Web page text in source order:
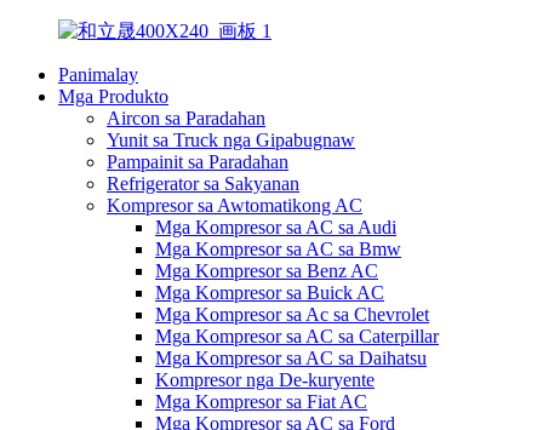
Panimalay
Mga Produkto
Aircon sa Paradahan
Yunit sa Truck nga Gipabugnaw
Pampainit sa Paradahan
Refrigerator sa Sakyanan
Kompresor sa Awtomatikong AC
Mga Kompresor sa AC sa Audi
Mga Kompresor sa AC sa Bmw
Mga Kompresor sa Benz AC
Mga Kompresor sa Buick AC
Mga Kompresor sa Ac sa Chevrolet
Mga Kompresor sa AC sa Caterpillar
Mga Kompresor sa AC sa Daihatsu
Kompresor nga De-kuryente
Mga Kompresor sa Fiat AC
Mga Kompresor sa AC sa Ford